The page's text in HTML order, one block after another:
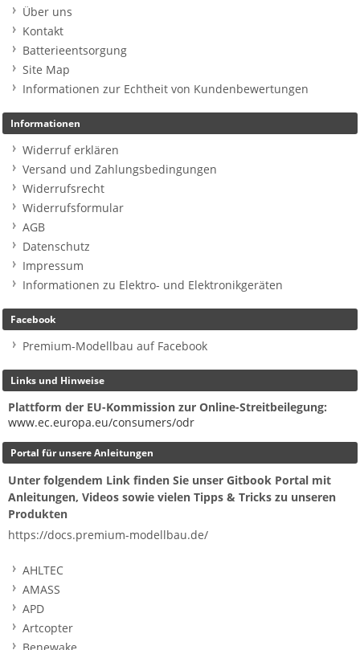
Über uns
Kontakt
Batterieentsorgung
Site Map
Informationen zur Echtheit von Kundenbewertungen
Informationen
Widerruf erklären
Versand und Zahlungsbedingungen
Widerrufsrecht
Widerrufsformular
AGB
Datenschutz
Impressum
Informationen zu Elektro- und Elektronikgeräten
Facebook
Premium-Modellbau auf Facebook
Links und Hinweise
Plattform der EU-Kommission zur Online-Streitbeilegung:
www.ec.europa.eu/consumers/odr
Portal für unsere Anleitungen
Unter folgendem Link finden Sie unser Gitbook Portal mit
Anleitungen, Videos sowie vielen Tipps & Tricks zu unseren
Produkten
https://docs.premium-modellbau.de/
AHLTEC
AMASS
APD
Artcopter